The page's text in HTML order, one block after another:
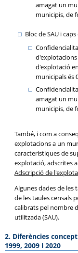
amagat un
municipis, de
Bloc de SAU i
d'explotacions
d'explotació
municipals és
amagat un
municipis, de
També, i com a
explotacions a un
característiques de
explotació, adscrites
Adscripció de
Algunes dades de les
de les taules censals
calibrats pel nombre
utilitzada (SAU).
2. Diferències
1999, 2009 i 2020